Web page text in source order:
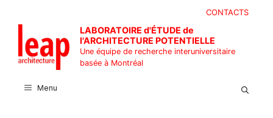
contenu
CONTACTS
LABORATOIRE d'ÉTUDE de
l'ARCHITECTURE POTENTIELLE
Une équipe de recherche interuniversitaire
basée à Montréal
Menu